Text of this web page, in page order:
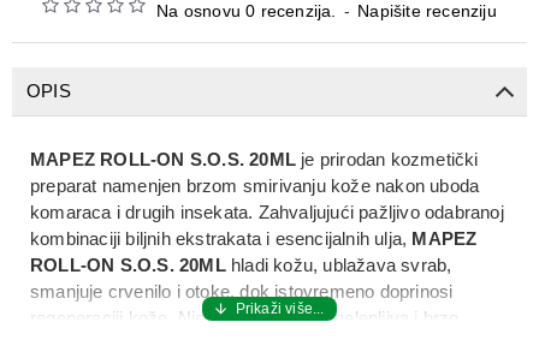
Na osnovu 0 recenzija. - Napišite recenziju
OPIS
MAPEZ ROLL-ON S.O.S. 20ML je prirodan kozmetički
preparat namenjen brzom smirivanju kože nakon uboda
komaraca i drugih insekata. Zahvaljujući pažljivo odabranoj
kombinaciji biljnih ekstrakata i esencijalnih ulja, MAPEZ
ROLL-ON S.O.S. 20MLhladi kožu, ublažava svrab,
smanjuje crvenilo i otoke, dok istovremeno doprinosi
regeneraciji kože. Njegova nemasna, nelepljiva i brzo